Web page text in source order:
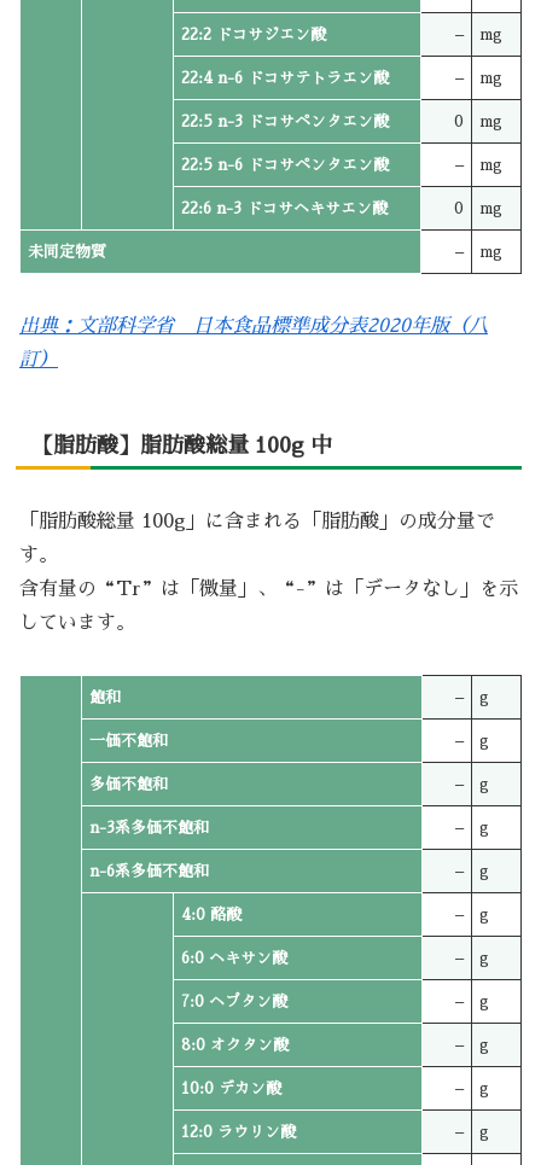
22:2 ドコサジエン酸 – mg
22:4 n-6 ドコサテトラエン酸 – mg
22:5 n-3 ドコサペンタエン酸 0 mg
22:5 n-6 ドコサペンタエン酸 – mg
22:6 n-3 ドコサヘキサエン酸 0 mg
未同定物質 – mg
出典：文部科学省 日本食品標準成分表2020年版（八
訂）
【脂肪酸】脂肪酸総量 100g 中
「脂肪酸総量 100g」に含まれる「脂肪酸」の成分量で
す。
含有量の“Tr”は「微量」、“-”は「データなし」を示
しています。
飽和 – g
一価不飽和 – g
多価不飽和 – g
n-3系多価不飽和 – g
n-6系多価不飽和 – g
4:0 酪酸 – g
6:0 ヘキサン酸 – g
7:0 ヘプタン酸 – g
8:0 オクタン酸 – g
10:0 デカン酸 – g
12:0 ラウリン酸 – g